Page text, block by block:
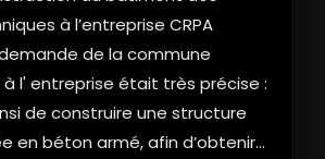
à l’entreprise CRPA
de la commune
l' entreprise était très précise :
de construire une structure
en béton armé, afin d’obtenir...